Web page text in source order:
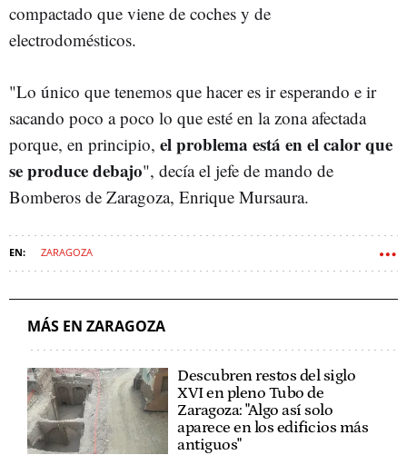
compactado que viene de coches y de
electrodomésticos.
"Lo único que tenemos que hacer es ir esperando e ir
sacando poco a poco lo que esté en la zona afectada
porque, en principio, el problema está en el calor que
se produce debajo", decía el jefe de mando de
Bomberos de Zaragoza, Enrique Mursaura.
ZARAGOZA
MÁS EN ZARAGOZA
Descubren restos del siglo
XVI en pleno Tubo de
Zaragoza: "Algo así solo
aparece en los edificios más
antiguos"